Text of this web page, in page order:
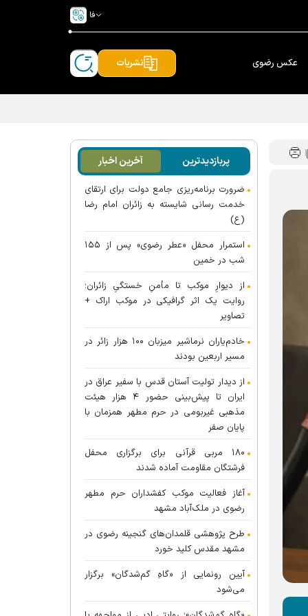
فا
عکس رضوی نشریات
پربازدیدترین آخرین اخبار
ضرورت برنامه‌ریزی جامع دولت برای ارتقای
خدمت رسانی شایسته به زائران امام رضا
(ع)
استمرار محفل «عطر رضوی» پس از ۱۵۵
شب در خمین
از دیوارِ موکب تا مأمنِ خستگیِ زائران؛
روایت یک اثر گرافیکی در موکب اراک +
تصاویر
خادم‌یاران نرماشیر میزبان ۱۰۰ هزار زائر در
مسیر اربعین بودند
از دیدار تولیت آستان قدس با سفیر عراق در
ایران تا پیش‌بینی حضور ۴ هزار هیئت
مذهبی غیربومی در حرم مطهر همزمان با
پایان صفر
۱۸۰ مربی قرآنی برای برگزاری محفل
فرشتگان مقاومت آماده شدند
آغاز فعالیت موکب کفشداران حرم مطهر
رضوی در ملک‌آباد مشهد
طرح پژوهشی قلمدان‌های گنجینه رضوی در
مشهد مقدس کلید خورد
آیین رونمایی از «گاهِ گم‌شدگان» برگزار
می‌شود